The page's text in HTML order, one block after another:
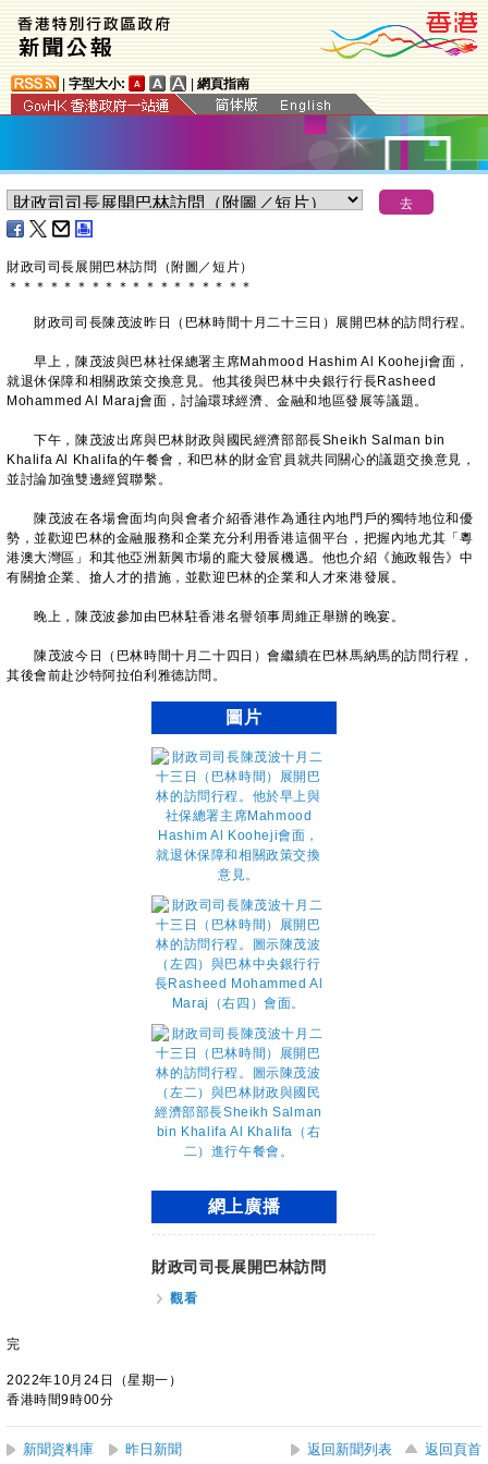
字型大小: 網頁指南
財政司司長展開巴林訪問（附圖／短片）
＊ ＊ ＊ ＊ ＊ ＊ ＊ ＊ ＊ ＊ ＊ ＊ ＊ ＊ ＊ ＊ ＊ ＊
財政司司長陳茂波昨日（巴林時間十月二十三日）展開巴林的訪問行程。
早上，陳茂波與巴林社保總署主席Mahmood Hashim Al Kooheji會面，
就退休保障和相關政策交換意見。他其後與巴林中央銀行行長Rasheed
Mohammed Al Maraj會面，討論環球經濟、金融和地區發展等議題。
下午，陳茂波出席與巴林財政與國民經濟部部長Sheikh Salman bin
Khalifa Al Khalifa的午餐會，和巴林的財金官員就共同關心的議題交換意見，
並討論加強雙邊經貿聯繫。
陳茂波在各場會面均向與會者介紹香港作為通往內地門戶的獨特地位和優
勢，並歡迎巴林的金融服務和企業充分利用香港這個平台，把握內地尤其「粵
港澳大灣區」和其他亞洲新興市場的龐大發展機遇。他也介紹《施政報告》中
有關搶企業、搶人才的措施，並歡迎巴林的企業和人才來港發展。
晚上，陳茂波參加由巴林駐香港名譽領事周維正舉辦的晚宴。
陳茂波今日（巴林時間十月二十四日）會繼續在巴林馬納馬的訪問行程，
其後會前赴沙特阿拉伯利雅德訪問。
圖片
網上廣播
財政司司長展開巴林訪問
觀看
完
2022年10月24日（星期一）
香港時間9時00分
新聞資料庫 昨日新聞 返回新聞列表 返回頁首